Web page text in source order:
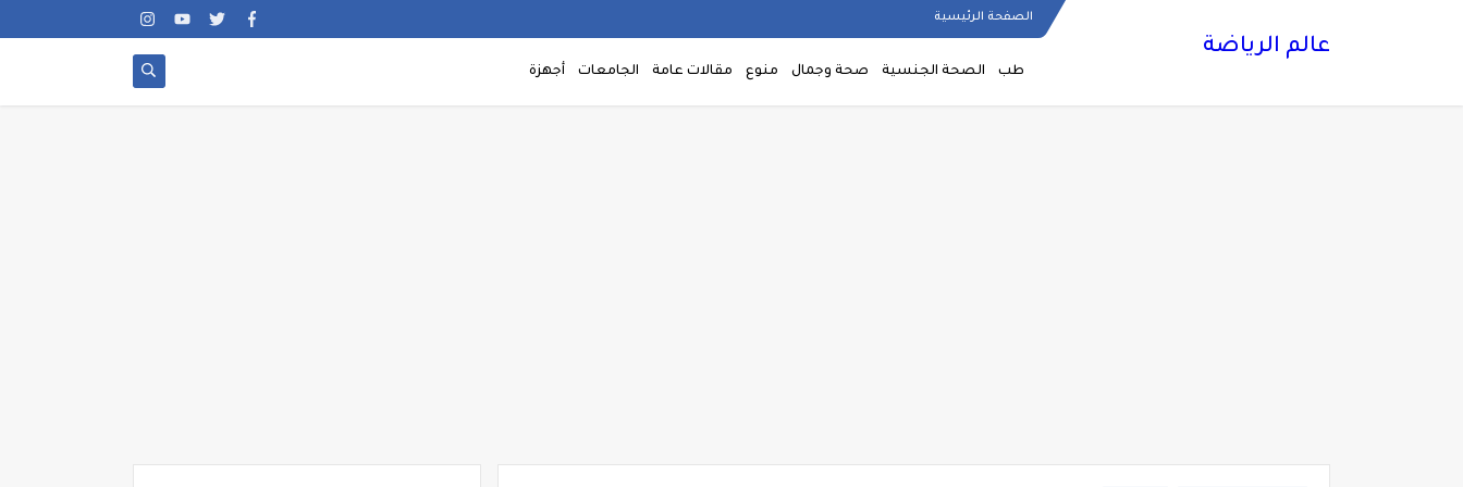
الصفحة الرئيسية
عالم الرياضة
طب الصحة الجنسية صحة وجمال منوع مقالات عامة الجامعات أجهزة